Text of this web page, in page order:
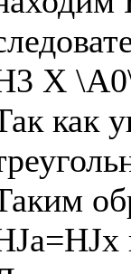
X
как